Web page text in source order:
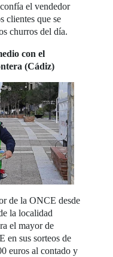
el vendedor
clientes que se
churros del día.
con el
(Cádiz)
de la ONCE desde
la localidad
el mayor de
en sus sorteos de
euros al contado y